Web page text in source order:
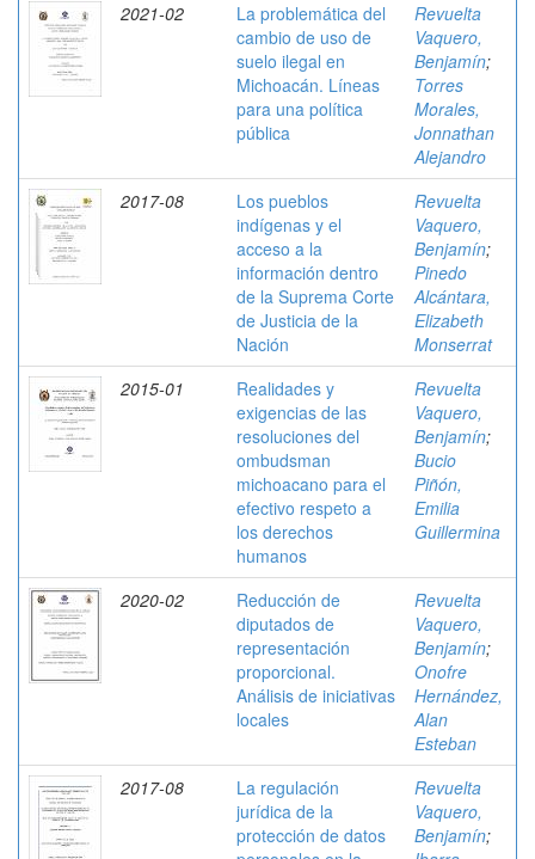
2021-02
La problemática del
cambio de uso de
suelo ilegal en
Michoacán. Líneas
para una política
pública
Revuelta
Vaquero,
Benjamín;
Torres
Morales,
Jonnathan
Alejandro
2017-08
Los pueblos
indígenas y el
acceso a la
información dentro
de la Suprema Corte
de Justicia de la
Nación
Revuelta
Vaquero,
Benjamín;
Pinedo
Alcántara,
Elizabeth
Monserrat
2015-01
Realidades y
exigencias de las
resoluciones del
ombudsman
michoacano para el
efectivo respeto a
los derechos
humanos
Revuelta
Vaquero,
Benjamín;
Bucio
Piñón,
Emilia
Guillermina
2020-02
Reducción de
diputados de
representación
proporcional.
Análisis de iniciativas
locales
Revuelta
Vaquero,
Benjamín;
Onofre
Hernández,
Alan
Esteban
2017-08
La regulación
jurídica de la
protección de datos
Revuelta
Vaquero,
Benjamín;